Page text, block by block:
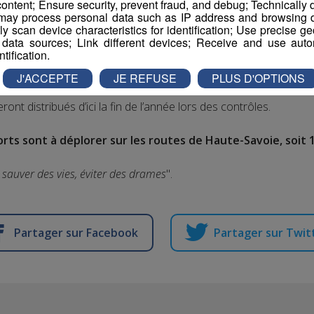
Routière, ils ont distribué 500 éthylotests aux
de boissons alcoolisées seront évidemment ciblés
distribués d’ici la fin de l’année lors des contrôles.
sont à déplorer sur les routes de Haute-Savoie, soit
sauver des vies, éviter des drames".
Partager sur Facebook Partager sur
Ensure security, prevent fraud, and debug; Technically
process personal data such as IP address and browsing
scan device characteristics for identification; Use precise
sources; Link different devices; Receive and use
J'ACCEPTE JE REFUSE PLUS D'OPTIONS